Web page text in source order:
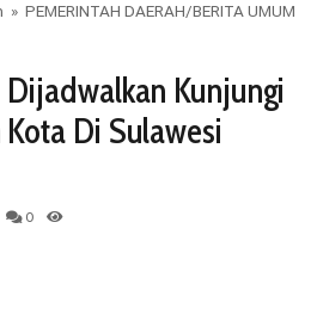
» PEMERINTAH DAERAH/BERITA UMUM
Dijadwalkan Kunjungi
Di Sulawesi
0